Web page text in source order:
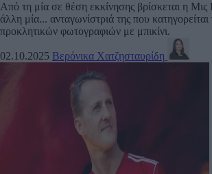
Από τη μία σε θέση εκκίνησης βρίσκεται η Μις
άλλη μία... ανταγωνίστριά της που
προκλητικών φωτογραφιών με μπικίνι.
02.10.2025 Βερόνικα Χατζησταυρίδη